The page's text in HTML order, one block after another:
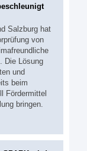
Salzburg hat
von
Die Lösung
und
beim
Fördermittel
bringen.